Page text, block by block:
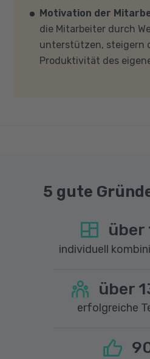
und -einstellungen (Anti-
Firewalls etc.) die
nicht blockieren. Bitte
dass für eine
Motivation der
die Mitarbeiter durch
unterstützen, steigern
Produktivität des
5 gute
über
individuell
über
erfolgreiche